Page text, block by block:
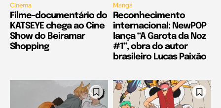
Cinema
Filme-documentário do
KATSEYE chega ao Cine
Show do Beiramar
Shopping
Mangá
Reconhecimento
internacional: NewPOP
lança “A Garota da Noz
#1”, obra do autor
brasileiro Lucas Paixão